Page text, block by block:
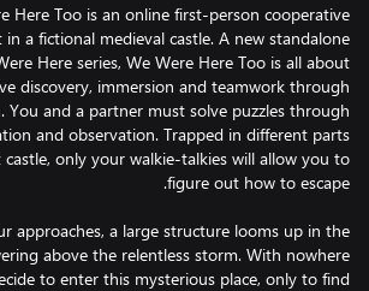
Here Too is an online first-person cooperative
a fictional medieval castle. A new standalone
Here series, We Were Here Too is all about
discovery, immersion and teamwork through
You and a partner must solve puzzles through
and observation. Trapped in different parts
castle, only your walkie-talkies will allow you to
approaches, a large structure looms up in the
above the relentless storm. With nowhere
to enter this mysterious place, only to find